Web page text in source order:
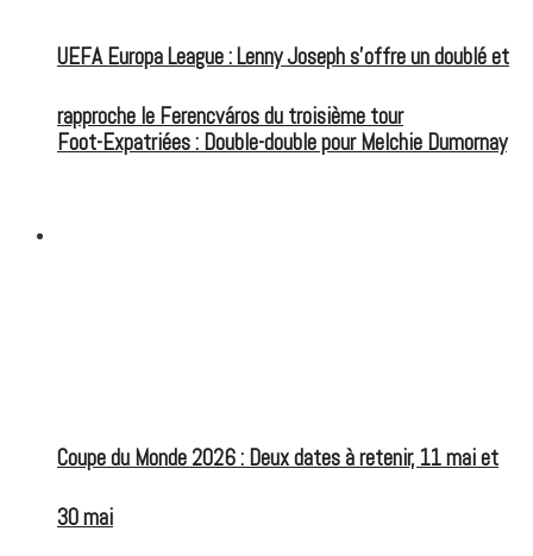
Foot-Expatriées : Double-double pour Melchie Dumornay
UEFA Europa League : Lenny Joseph s’offre un doublé et
rapproche le Ferencváros du troisième tour
Coupe du Monde 2026 : Deux dates à retenir, 11 mai et
30 mai